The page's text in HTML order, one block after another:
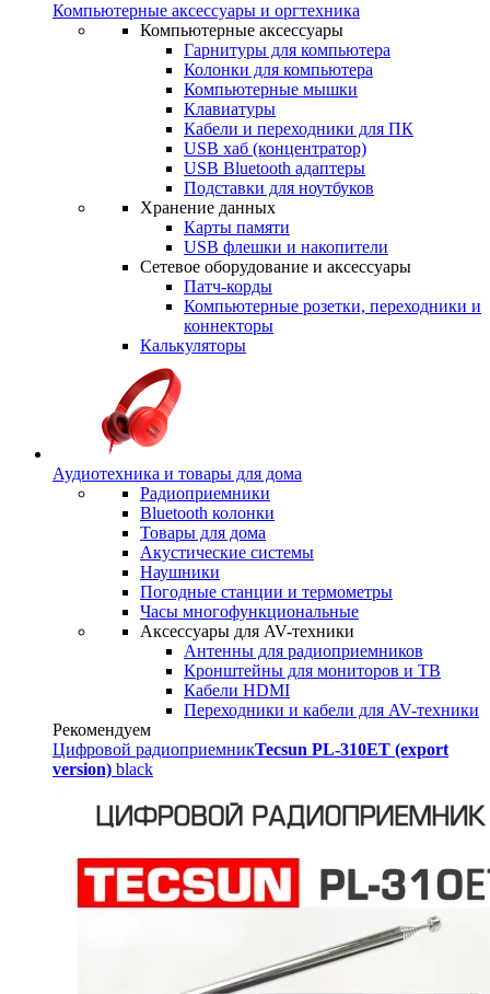
Компьютерные аксессуары и оргтехника
Компьютерные аксессуары
Гарнитуры для компьютера
Колонки для компьютера
Компьютерные мышки
Клавиатуры
Кабели и переходники для ПК
USB хаб (концентратор)
USB Bluetooth адаптеры
Подставки для ноутбуков
Хранение данных
Карты памяти
USB флешки и накопители
Сетевое оборудование и аксессуары
Патч-корды
Компьютерные розетки, переходники и
коннекторы
Калькуляторы
Аудиотехника и товары для дома
Радиоприемники
Bluetooth колонки
Товары для дома
Акустические системы
Наушники
Погодные станции и термометры
Часы многофункциональные
Аксессуары для AV-техники
Антенны для радиоприемников
Кронштейны для мониторов и ТВ
Кабели HDMI
Переходники и кабели для AV-техники
Рекомендуем
Цифровой радиоприемникTecsun PL-310ET (export
version) black